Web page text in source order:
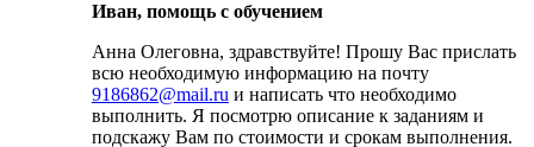
Иван, помощь с обучением
Анна Олеговна, здравствуйте! Прошу Вас прислать
всю необходимую информацию на почту
9186862@mail.ru и написать что необходимо
выполнить. Я посмотрю описание к заданиям и
подскажу Вам по стоимости и срокам выполнения.